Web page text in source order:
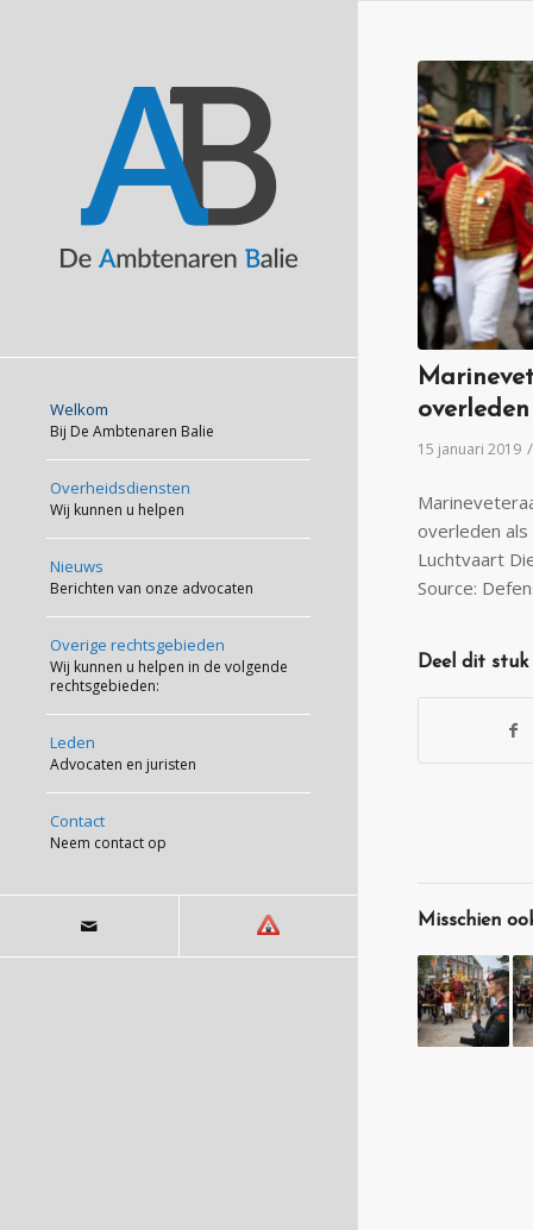
Welkom
Bij De Ambtenaren Balie
Overheidsdiensten
Wij kunnen u helpen
Nieuws
Berichten van onze advocaten
Overige rechtsgebieden
Wij kunnen u helpen in de volgende
rechtsgebieden:
Leden
Advocaten en juristen
Contact
Neem contact op
overleden
15 januari 2019 /
overleden
Luchtvaart
Source:
Deel dit stuk
Misschien